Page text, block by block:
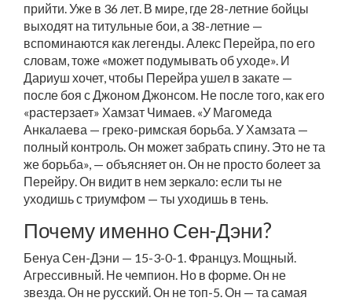
прийти. Уже в 36 лет. В мире, где 28-летние бойцы
выходят на титульные бои, а 38-летние —
вспоминаются как легенды.Алекс Перейра, по его
словам, тоже «может подумывать об уходе». И
Дариуш хочет, чтобы Перейра ушел в закате —
после боя сДжоном Джонсом. Не после того, как его
«растерзает» Хамзат Чимаев. «У Магомеда
Анкалаева — греко-римская борьба. У Хамзата —
полный контроль. Он может забрать спину. Это не та
же борьба», — объясняет он. Он не просто болеет за
Перейру. Он видит в нем зеркало: если ты не
уходишь с триумфом — ты уходишь в тень.
Почему именно Сен-Дэни?
Бенуа Сен-Дэни — 15-3-0-1. Француз. Мощный.
Агрессивный. Не чемпион. Но в форме. Он не
звезда. Он не русский. Он не топ-5. Он — та самая